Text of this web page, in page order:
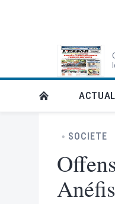
RETOUR À LA
SOCIETE
Anéfis